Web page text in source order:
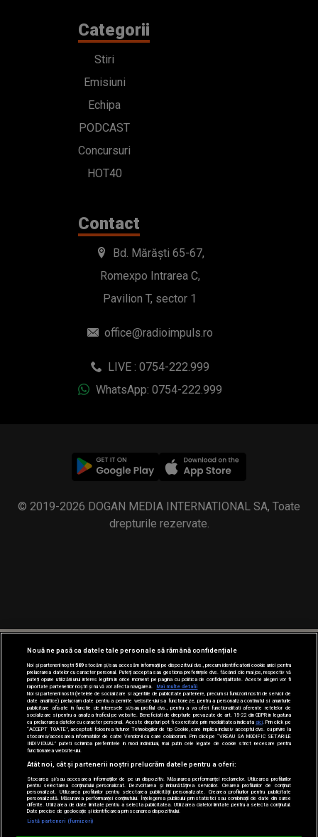
Categorii
Stiri
Emisiuni
Echipa
PODCAST
Concursuri
HOT40
Contact
Bd. Mărăști 65-67,
Romexpo Intrarea C,
Pavilion T, sector 1
office@radioimpuls.ro
LIVE : 0754-222.999
WhatsApp: 0754-222.999
© 2019-2026 DOGAN MEDIA INTERNATIONAL SA, Toate
drepturile rezervate.
Nouă ne pasă ca datele tale personale să rămână confidențiale
Noi și partenerii noștri589stocăm și/sau accesăm informații pe dispozitivul dvs., precum identificatorii cookie unici pentru
prelucrarea datelor cu caracter personal. Puteți accepta sau gestiona preferințele dvs. făcând clic mai jos, respectiv vă
puteți opune utilizării unui interes legitim în orice moment pe pagina cu politica de confidențialitate. Aceste alegeri vor fi
raportate partenerilor noștri și nu vă vor afecta navigarea.
Mai multe detalii
Noi si partenerii nostri (retelele de socializare si agentiile de publicitate partenere, precum si furnizorii nostri de servicii de
date analitice) prelucram date pentru a permite website-ului sa functioneze, pentru a personaliza continutul si anunturile
publicitare afisate in functie de interesele si/sau profilul dvs., pentru a va oferi functionalitati aferente retelelor de
socializare si pentru a analiza traficul pe website. Beneficiati de drepturile prevazute de art. 15-22 din GDPR in legatura
cu prelucrarea datelor cu caracter personal. Aceste drepturi pot fi exercitate prin modalitatea indicataaici . Prin click pe
“ACCEPT TOATE”, acceptati folosirea tuturor Tehnologiilor de tip Cookie, care implica inclusiv acceptul dvs. cu privire la
stocarea/accesarea informatiilor de catre Vendor-ii cu care colaboram. Prin click pe “VREAU SA MODIFIC SETARILE
INDIVIDUAL” puteti schimba preferintele in mod individual, mai putin cele legate de cookie strict necesare pentru
functionarea website-ului.
Atât noi, cât și partenerii noștri prelucrăm datele pentru a oferi:
Stocarea și/sau accesarea informațiilor de pe un dispozitiv. Măsurarea performanței reclamelor. Utilizarea profilurilor
pentru selectarea conținutului personalizat. Dezvoltarea și îmbunătățirea serviciilor. Crearea profilurilor de conținut
personalizat. Utilizarea profilurilor pentru selectarea publicității personalizate. Crearea profilurilor pentru publicitate
personalizată. Măsurarea performanței conținutului. Înțelegerea publicului prin statistici sau combinații de date din surse
diferite. Utilizarea de date limitate pentru a selecta publicitatea. Utilizarea datelor limitate pentru a selecta conținutul.
Date precise de geolocație și identificarea prin scanarea dispozitivului.
Listă parteneri (furnizori)